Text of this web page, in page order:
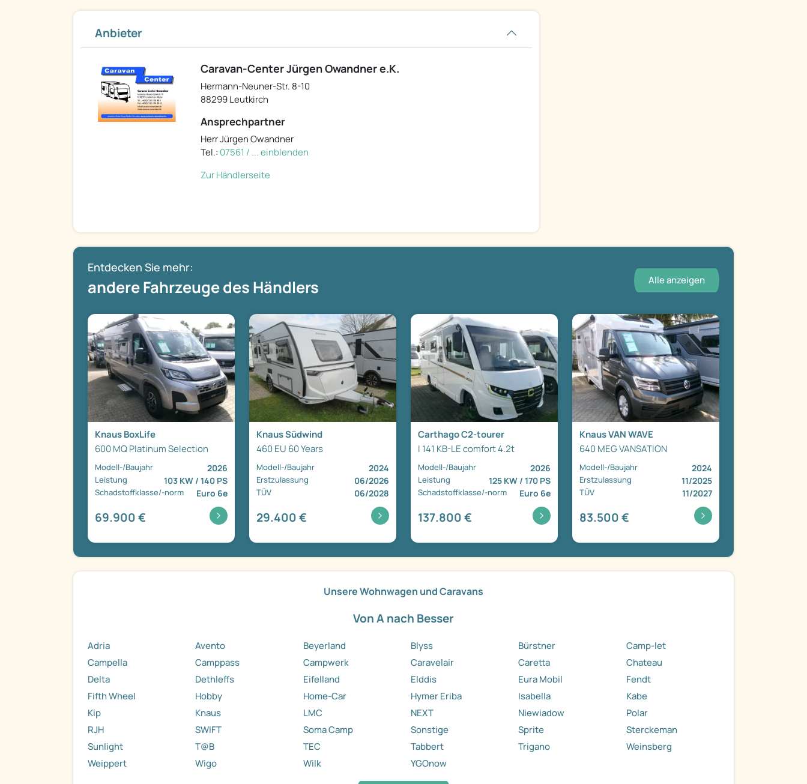
Anbieter
Caravan-Center Jürgen Owandner e.K.
Hermann-Neuner-Str. 8-10
88299 Leutkirch
Ansprechpartner
Herr Jürgen Owandner
Tel.: 07561 / ... einblenden
Zur Händlerseite
Entdecken Sie mehr:
andere Fahrzeuge des Händlers Alle anzeigen
Knaus BoxLife
600 MQ Platinum Selection
Modell-/Baujahr 2026
Leistung 103 KW / 140 PS
Schadstoffklasse/-norm Euro 6e
69.900 €
Knaus Südwind
460 EU 60 Years
Modell-/Baujahr 2024
Erstzulassung 06/2026
TÜV 06/2028
29.400 €
Carthago C2-tourer
I 141 KB-LE comfort 4.2t
Modell-/Baujahr 2026
Leistung 125 KW / 170 PS
Schadstoffklasse/-norm Euro 6e
137.800 €
Knaus VAN WAVE
640 MEG VANSATION
Modell-/Baujahr 2024
Erstzulassung 11/2025
TÜV 11/2027
83.500 €
Unsere Wohnwagen und Caravans
Von A nach Besser
Adria Avento Beyerland Blyss Bürstner
Camp-let
Campella
Camppass Campwerk Caravelair Caretta
Chateau
Delta
Dethleffs Eifelland Elddis Eura Mobil
Fendt
Fifth Wheel
Hobby Home-Car Hymer Eriba Isabella
Kabe
Kip
Knaus LMC NEXT Niewiadow
Polar
RJH
SWIFT Soma Camp Sonstige Sprite
Sterckeman
Sunlight
T@B TEC Tabbert Trigano
Weinsberg
Weippert
Wigo Wilk YGOnow